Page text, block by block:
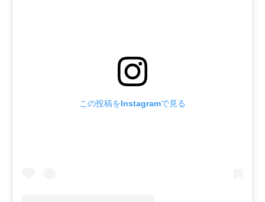
この投稿をInstagramで見る